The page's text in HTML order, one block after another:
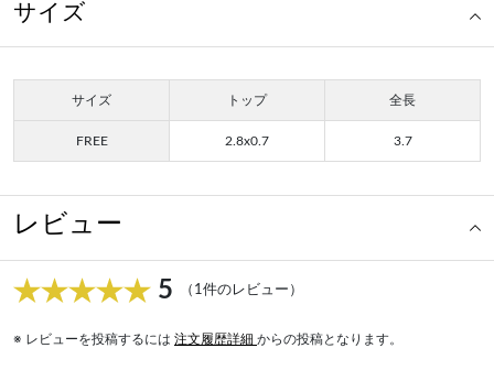
サイズ
サイズ トップ 全長
FREE 2.8x0.7 3.7
レビュー
5 （1件のレビュー）
※ レビューを投稿するには 注文履歴詳細 からの投稿となります。